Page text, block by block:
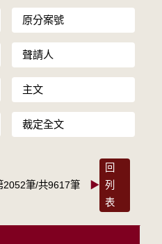
原分案號
聲請人
主文
裁定全文
2052筆/共9617筆 ▶
回
列
表